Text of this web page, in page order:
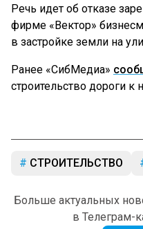
Речь идет об отказе
фирме «Вектор»
в застройке земли на
Ранее «СибМедиа»
строительство дороги к
СТРОИТЕЛЬСТВО
Больше актуальных
в Телеграм-